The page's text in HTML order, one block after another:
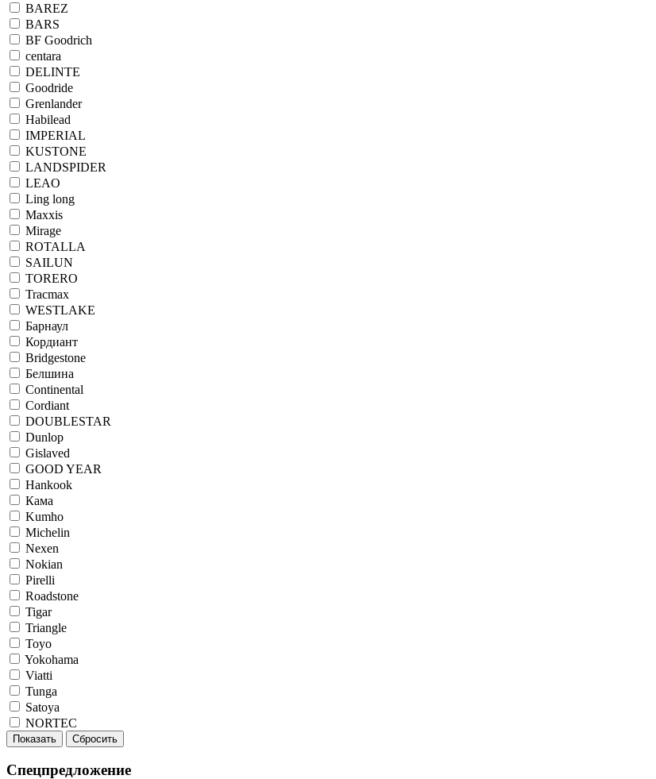
BAREZ
BARS
BF Goodrich
centara
DELINTE
Goodride
Grenlander
Habilead
IMPERIAL
KUSTONE
LANDSPIDER
LEAO
Ling long
Maxxis
Mirage
ROTALLA
SAILUN
TORERO
Tracmax
WESTLAKE
Барнаул
Кордиант
Bridgestone
Белшина
Continental
Cordiant
DOUBLESTAR
Dunlop
Gislaved
GOOD YEAR
Hankook
Кама
Kumho
Michelin
Nexen
Nokian
Pirelli
Roadstone
Tigar
Triangle
Toyo
Yokohama
Viatti
Tunga
Satoya
NORTEC
Показать Сбросить
Спецпредложение